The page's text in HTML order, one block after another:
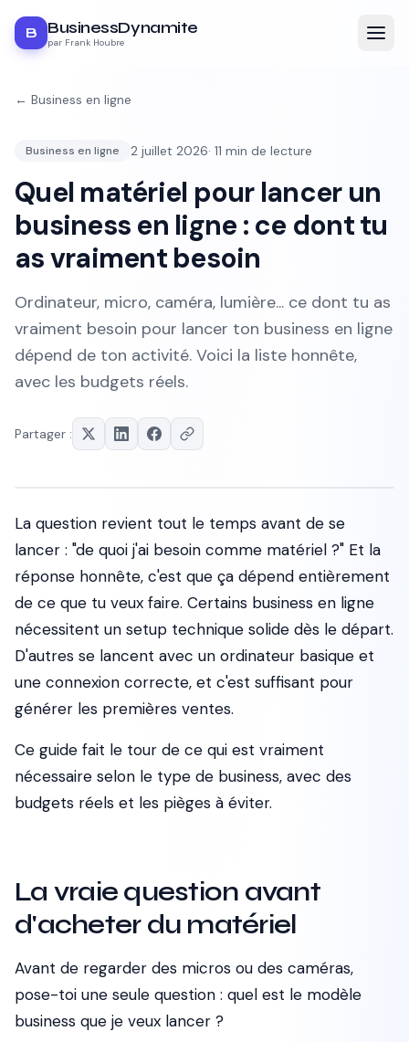
B BusinessDynamite
par Frank Houbre
← Business en ligne
Business en ligne 2 juillet 2026· 11 min de lecture
Quel matériel pour lancer un
business en ligne : ce dont tu
as vraiment besoin
Ordinateur, micro, caméra, lumière... ce dont tu as
vraiment besoin pour lancer ton business en ligne
dépend de ton activité. Voici la liste honnête,
avec les budgets réels.
Partager :
La question revient tout le temps avant de se
lancer : "de quoi j'ai besoin comme matériel ?" Et la
réponse honnête, c'est que ça dépend entièrement
de ce que tu veux faire. Certains business en ligne
nécessitent un setup technique solide dès le départ.
D'autres se lancent avec un ordinateur basique et
une connexion correcte, et c'est suffisant pour
générer les premières ventes.
Ce guide fait le tour de ce qui est vraiment
nécessaire selon le type de business, avec des
budgets réels et les pièges à éviter.
La vraie question avant
d'acheter du matériel
Avant de regarder des micros ou des caméras,
pose-toi une seule question : quel est le modèle
business que je veux lancer ?